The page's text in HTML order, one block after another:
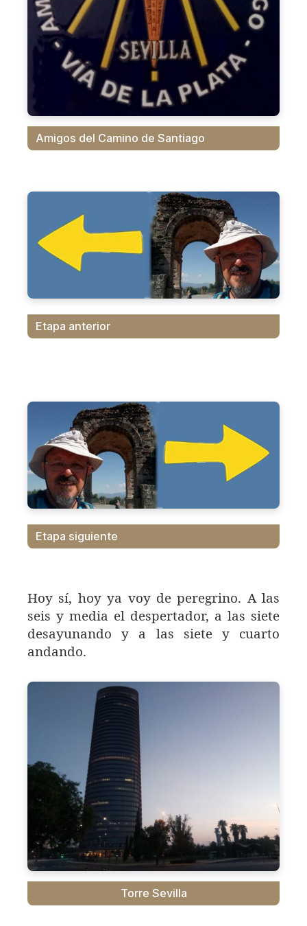
Amigos del Camino de Santiago
Etapa anterior
Etapa siguiente
Hoy sí, hoy ya voy de peregrino. A las
seis y media el despertador, a las siete
desayunando y a las siete y cuarto
andando.
Torre Sevilla